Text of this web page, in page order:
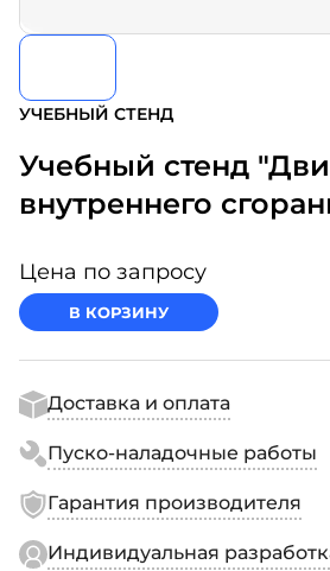
УЧЕБНЫЙ СТЕНД
Учебный стенд
внутреннего
Цена по запросу
В КОРЗИНУ
Доставка и оплата
Пуско-наладочные работы
Гарантия производителя
Индивидуальная